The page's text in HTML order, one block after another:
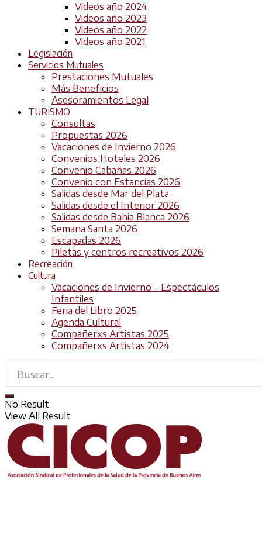
Videos año 2024
Videos año 2023
Videos año 2022
Videos año 2021
Legislación
Servicios Mutuales
Prestaciones Mutuales
Más Beneficios
Asesoramientos Legal
TURISMO
Consultas
Propuestas 2026
Vacaciones de Invierno 2026
Convenios Hoteles 2026
Convenio Cabañas 2026
Convenio con Estancias 2026
Salidas desde Mar del Plata
Salidas desde el Interior 2026
Salidas desde Bahia Blanca 2026
Semana Santa 2026
Escapadas 2026
Piletas y centros recreativos 2026
Recreación
Cultura
Vacaciones de Invierno – Espectáculos
Infantiles
Feria del Libro 2025
Agenda Cultural
Compañerxs Artistas 2025
Compañerxs Artistas 2024
No Result
View All Result